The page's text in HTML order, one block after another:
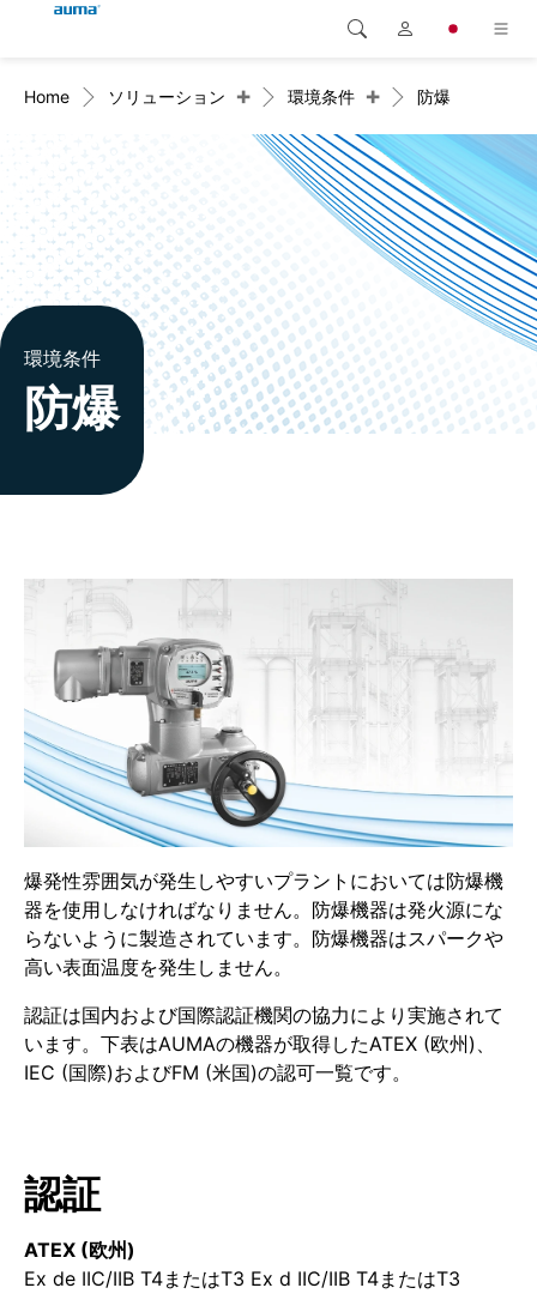
製品
ダウンロード
サービス
弊社概要
連絡先
Global
ヨーロッパ
アジア・太平洋地域
北米
検索
Home ソリューション + 環境条件 + 防爆
環境条件
防爆
爆発性雰囲気が発生しやすいプラントにおいては防爆機
器を使用しなければなりません。防爆機器は発火源にな
らないように製造されています。防爆機器はスパークや
高い表面温度を発生しません。
認証は国内および国際認証機関の協力により実施されて
います。下表はAUMAの機器が取得したATEX (欧州)、
IEC (国際)およびFM (米国)の認可一覧です。
認証
ATEX (欧州)
Ex de IIC/IIB T4またはT3 Ex d IIC/IIB T4またはT3